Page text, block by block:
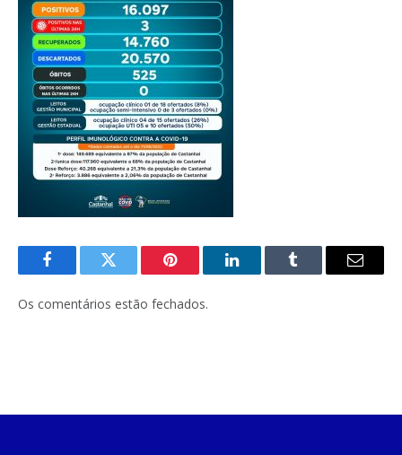
FacebookTwitter Pinterest O
Tumblr
E-
Os comentários estão fechados.